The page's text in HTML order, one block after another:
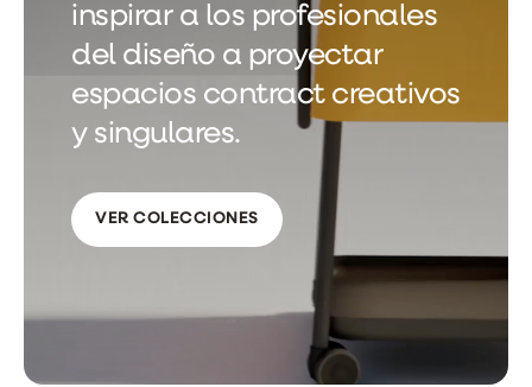
inspirar a los profesionales
del diseño a proyectar
espacios contract creativos
y singulares.
VER COLECCIONES